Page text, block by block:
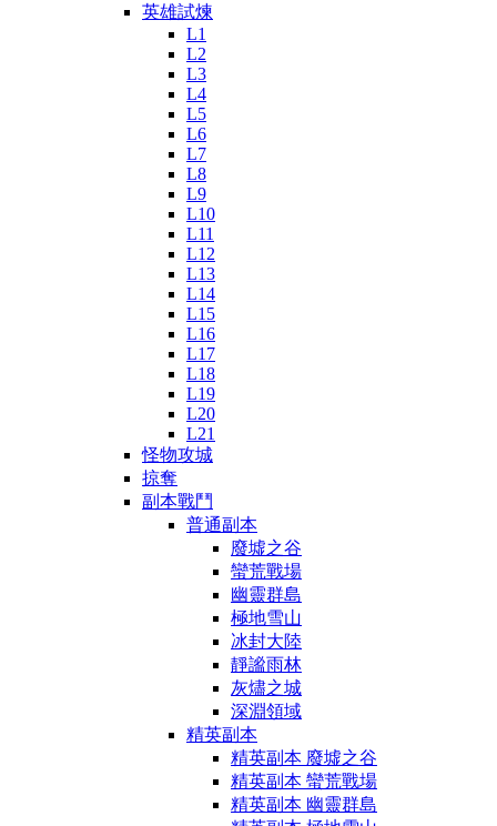
英雄試煉
L1
L2
L3
L4
L5
L6
L7
L8
L9
L10
L11
L12
L13
L14
L15
L16
L17
L18
L19
L20
L21
怪物攻城
掠奪
副本戰鬥
普通副本
廢墟之谷
蠻荒戰場
幽靈群島
極地雪山
冰封大陸
靜謐雨林
灰燼之城
深淵領域
精英副本
精英副本 廢墟之谷
精英副本 蠻荒戰場
精英副本 幽靈群島